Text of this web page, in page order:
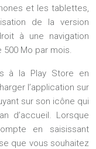
et les tablettes,
de la version
à une navigation
Mo par mois.
à la Play Store en
l’application sur
sur son icône qui
d’accueil. Lorsque
en saisissant
que vous souhaitez